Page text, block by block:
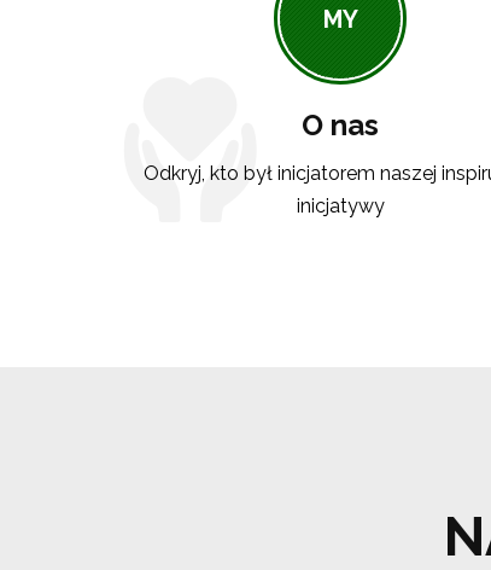
MY
O nas
Odkryj, kto był inicjatorem naszej
inicjatywy